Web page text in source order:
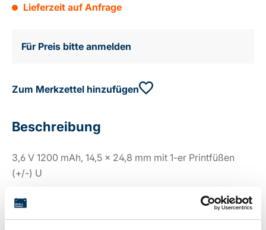
Lieferzeit auf Anfrage
Für Preis bitte anmelden
Zum Merkzettel hinzufügen
Beschreibung
3,6 V 1200 mAh, 14,5 x 24,8 mm mit 1-er Printfüßen
(+/-) U